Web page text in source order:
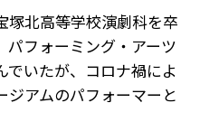
塚北高等学校演劇科を卒
フォーミング・アーツ
でいたが、コロナ禍によ
ジアムのパフォーマーと